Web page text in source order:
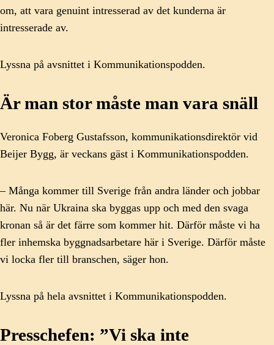
om, att vara genuint intresserad av det kunderna är
intresserade av.
Lyssna på avsnittet i Kommunikationspodden.
Är man stor måste man vara snäll
Veronica Foberg Gustafsson, kommunikationsdirektör vid
Beijer Bygg, är veckans gäst i Kommunikationspodden.
– Många kommer till Sverige från andra länder och jobbar
här. Nu när Ukraina ska byggas upp och med den svaga
kronan så är det färre som kommer hit. Därför måste vi ha
fler inhemska byggnadsarbetare här i Sverige. Därför måste
vi locka fler till branschen, säger hon.
Lyssna på hela avsnittet i Kommunikationspodden.
Presschefen: ”Vi ska inte